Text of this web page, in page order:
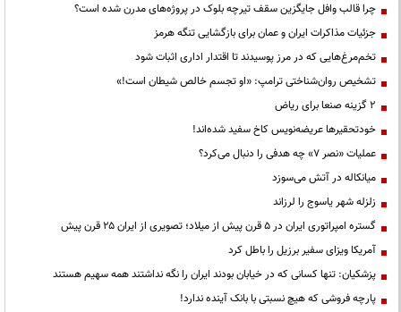
چرا قالب وافل جایگزین سقف تیرچه بلوک در پروژه‌های مدرن شده است؟
جزئیات مذاکرات ایران و عمان برای بازگشایی تنگه هرمز
تخم‌مرغ‌هایی که در مرز پوسیدند تا اقتدار اداری اثبات شود
تشخیص روان‌شناختی ترامپ: «او تجسم خالص شیطان است!»
۲ گزینه صنعا برای ریاض
خودتحقیرها عریضه‌نویس کاخ سفید شده‌اند!
عملیات «نصر ۷» چه هدفی را دنبال می‌کرد؟
میانکاله در آتش می‌سوزد
زلزله شهر یاسوج را لرزاند
گستره امپراتوری ایران در ۵ قرن پیش از میلاد؛ تصویری از ایران ۲۵ قرن پیش
آمریکا ویزای سفیر برزیل را باطل کرد
پزشکیان: تنها کسانی که در خیابان بودند ایران را نگه نداشتند همه سهیم هستند
پارچه فروشی که هیچ نسبتی با بانک آینده ندارد!